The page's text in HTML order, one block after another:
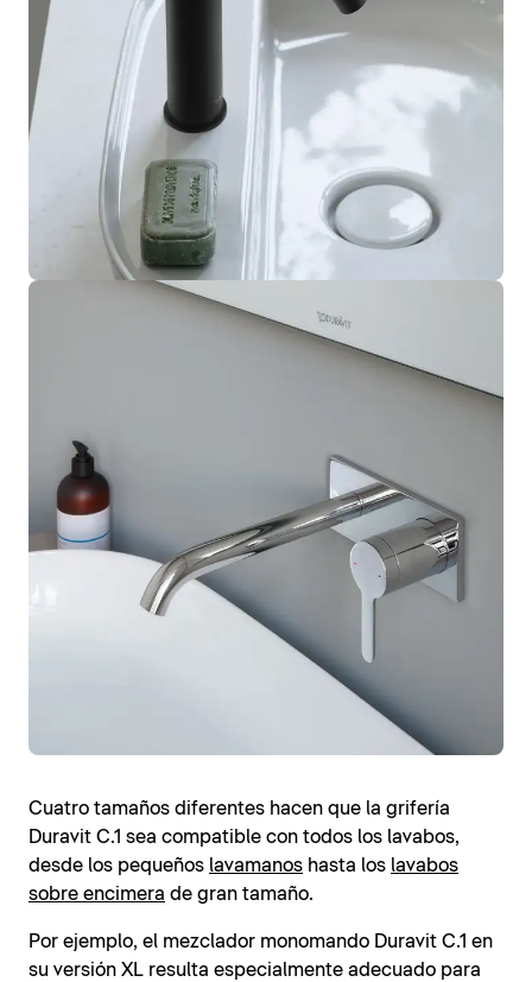
Cuatro tamaños diferentes hacen que la grifería
Duravit C.1 sea compatible con todos los lavabos,
desde los pequeños lavamanos hasta los lavabos
sobre encimera de gran tamaño.
Por ejemplo, el mezclador monomando Duravit C.1 en
su versión XL resulta especialmente adecuado para